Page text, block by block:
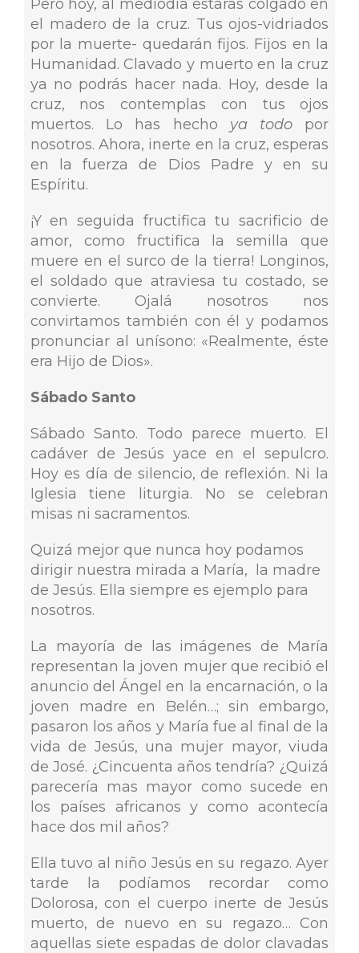
Pero hoy, al mediodía estarás colgado en
el madero de la cruz. Tus ojos-vidriados
por la muerte- quedarán fijos. Fijos en la
Humanidad. Clavado y muerto en la cruz
ya no podrás hacer nada. Hoy, desde la
cruz, nos contemplas con tus ojos
muertos. Lo has hecho ya todo por
nosotros. Ahora, inerte en la cruz, esperas
en la fuerza de Dios Padre y en su
Espíritu.
¡Y en seguida fructifica tu sacrificio de
amor, como fructifica la semilla que
muere en el surco de la tierra! Longinos,
el soldado que atraviesa tu costado, se
convierte. Ojalá nosotros nos
convirtamos también con él y podamos
pronunciar al unísono: «Realmente, éste
era Hijo de Dios».
Sábado Santo
Sábado Santo. Todo parece muerto. El
cadáver de Jesús yace en el sepulcro.
Hoy es día de silencio, de reflexión. Ni la
Iglesia tiene liturgia. No se celebran
misas ni sacramentos.
Quizá mejor que nunca hoy podamos
dirigir nuestra mirada a María, la madre
de Jesús. Ella siempre es ejemplo para
nosotros.
La mayoría de las imágenes de María
representan la joven mujer que recibió el
anuncio del Ángel en la encarnación, o la
joven madre en Belén…; sin embargo,
pasaron los años y María fue al final de la
vida de Jesús, una mujer mayor, viuda
de José. ¿Cincuenta años tendría? ¿Quizá
parecería mas mayor como sucede en
los países africanos y como acontecía
hace dos mil años?
Ella tuvo al niño Jesús en su regazo. Ayer
tarde la podíamos recordar como
Dolorosa, con el cuerpo inerte de Jesús
muerto, de nuevo en su regazo… Con
aquellas siete espadas de dolor clavadas